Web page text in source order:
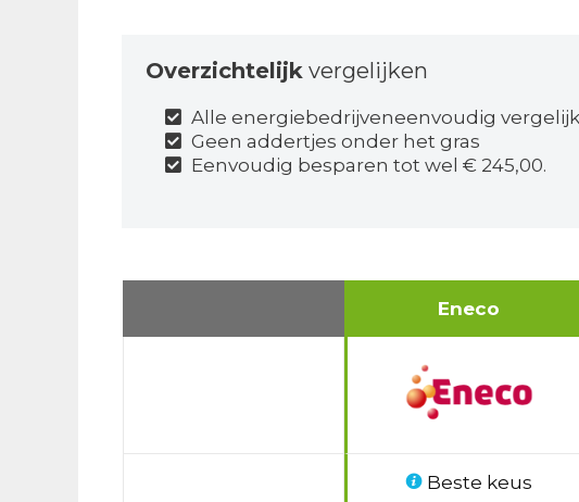
Overzichtelijkvergelijken
Alle energiebedrijveneenvoudig
Geen addertjes onder het gras
Eenvoudig besparen tot wel € 245,00.
Eneco
Beste keus